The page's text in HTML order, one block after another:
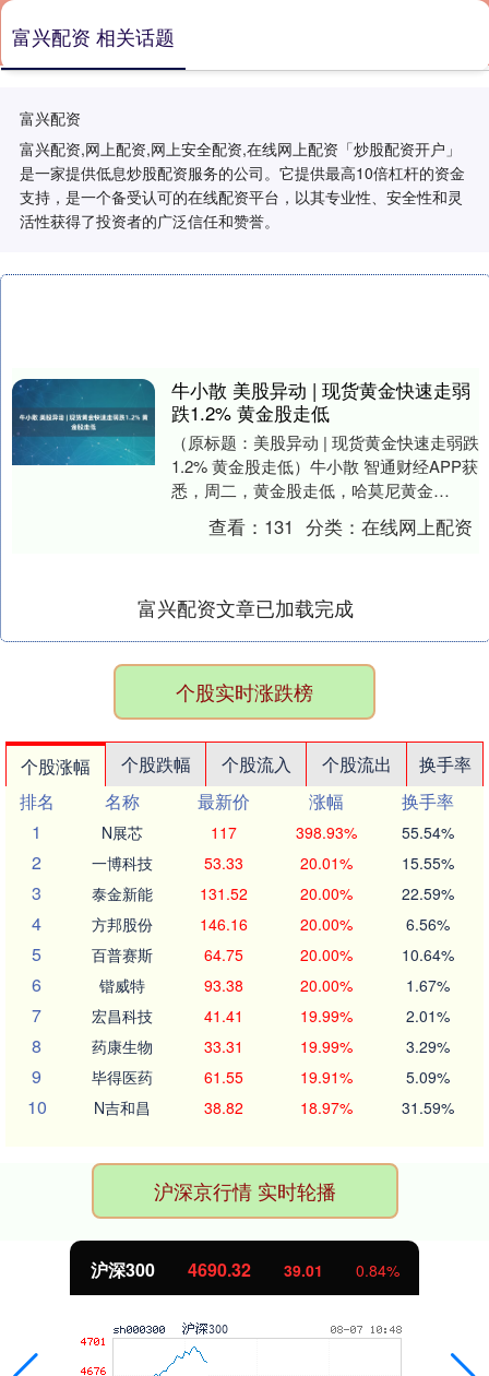
富兴配资
富兴配资,网上配资,网上安全配资,在线网上配资「炒股配资开户」
是一家提供低息炒股配资服务的公司。它提供最高10倍杠杆的资金
支持，是一个备受认可的在线配资平台，以其专业性、安全性和灵
活性获得了投资者的广泛信任和赞誉。
富兴配资 相关话题
牛小散 美股异动 | 现货黄金快速走弱
跌1.2% 黄金股走低
（原标题：美股异动 | 现货黄金快速走弱跌
1.2% 黄金股走低）牛小散 智通财经APP获
悉，周二，黄金股走低，哈莫尼黄金
(HMY.US)跌超4.5%，美国黄金公....
查看： 131 分类：在线网上配资
富兴配资文章已加载完成
个股实时涨跌榜
个股涨幅 个股跌幅 个股流入 个股流出
换手率
排名
名称 最新价 涨幅
换手率
1
N展芯 117 398.93% 55.54%
2 一博科技 53.33 20.01% 15.55%
3 泰金新能 131.52 20.00% 22.59%
4 方邦股份 146.16 20.00% 6.56%
5 百普赛斯 64.75 20.00% 10.64%
6 锴威特 93.38 20.00% 1.67%
7 宏昌科技 41.41 19.99% 2.01%
8 药康生物 33.31 19.99% 3.29%
9 毕得医药 61.55 19.91% 5.09%
10 N吉和昌 38.82 18.97% 31.59%
沪深京行情 实时轮播
沪深300 4690.32 39.01 0.84%